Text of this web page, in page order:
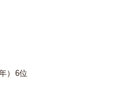
）6位